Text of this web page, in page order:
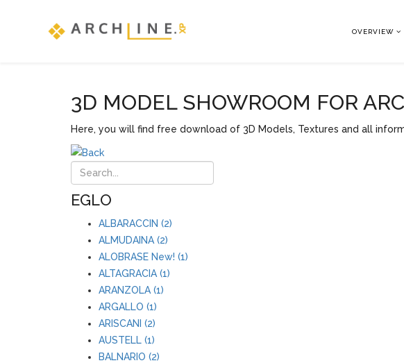
OVERVIEW
3D MODEL SHOWROOM FOR
Here, you will find free download of 3D Models, Textures and all
EGLO
ALBARACCIN (2)
ALMUDAINA (2)
ALOBRASE New! (1)
ALTAGRACIA (1)
ARANZOLA (1)
ARGALLO (1)
ARISCANI (2)
AUSTELL (1)
BALNARIO (2)